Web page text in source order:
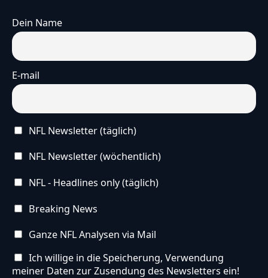
Dein Name
E-mail
NFL Newsletter (täglich)
NFL Newsletter (wöchentlich)
NFL - Headlines only (täglich)
Breaking News
Ganze NFL Analysen via Mail
Ich willige in die Speicherung, Verwendung
meiner Daten zur Zusendung des Newsletters ein!